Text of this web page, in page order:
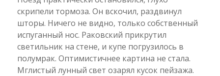
скрипели тормоза. Он вскочил, раздвинул
шторы. Ничего не видно, только собственный
испуганный нос. Раковский прикрутил
светильник на стене, и купе погрузилось в
полумрак. Оптимистичнее картина не стала.
Мглистый лунный свет озарял кусок пейзажа.